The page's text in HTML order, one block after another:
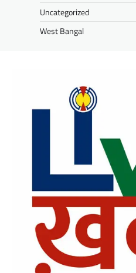
Uncategorized
West Bangal